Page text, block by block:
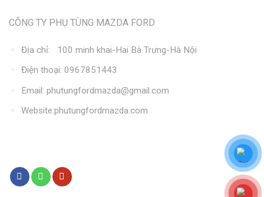
CÔNG TY PHỤ TÙNG MAZDA FORD
Địa chỉ: 100 minh khai-Hai Bà Trưng-Hà Nội
Điện thoại: 0967851443
Email: phutungfordmazda@gmail.com
Website:phutungfordmazda.com